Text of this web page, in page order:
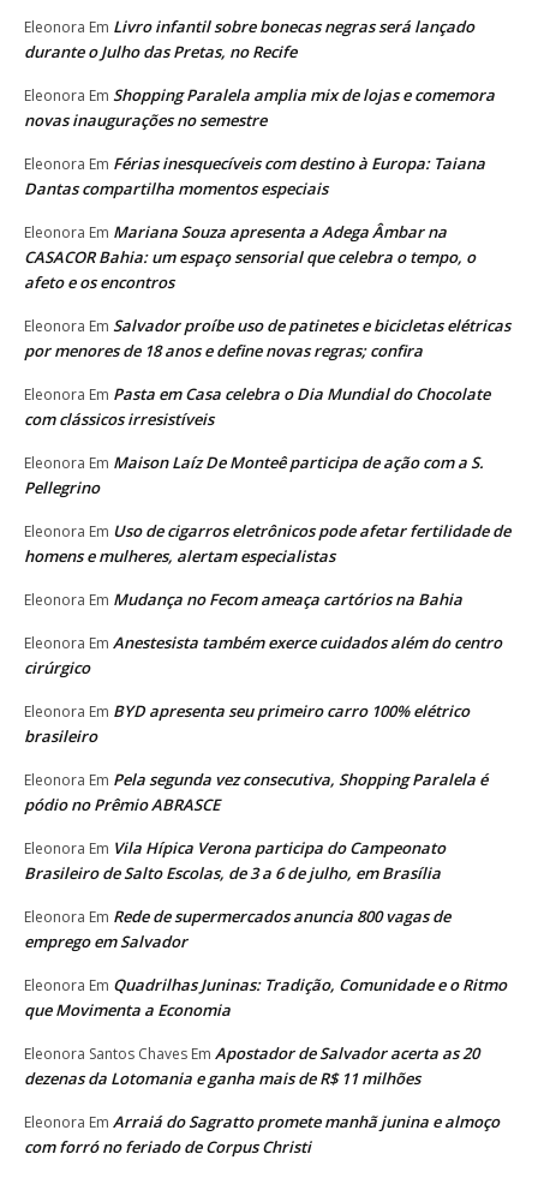
Eleonora Em Livro infantil sobre bonecas negras será lançado
durante o Julho das Pretas, no Recife
Eleonora Em Shopping Paralela amplia mix de lojas e comemora
novas inaugurações no semestre
Eleonora Em Férias inesquecíveis com destino à Europa: Taiana
Dantas compartilha momentos especiais
Eleonora Em Mariana Souza apresenta a Adega Âmbar na
CASACOR Bahia: um espaço sensorial que celebra o tempo, o
afeto e os encontros
Eleonora Em Salvador proíbe uso de patinetes e bicicletas elétricas
por menores de 18 anos e define novas regras; confira
Eleonora Em Pasta em Casa celebra o Dia Mundial do Chocolate
com clássicos irresistíveis
Eleonora Em Maison Laíz De Monteê participa de ação com a S.
Pellegrino
Eleonora Em Uso de cigarros eletrônicos pode afetar fertilidade de
homens e mulheres, alertam especialistas
Eleonora Em Mudança no Fecom ameaça cartórios na Bahia
Eleonora Em Anestesista também exerce cuidados além do centro
cirúrgico
Eleonora Em BYD apresenta seu primeiro carro 100% elétrico
brasileiro
Eleonora Em Pela segunda vez consecutiva, Shopping Paralela é
pódio no Prêmio ABRASCE
Eleonora Em Vila Hípica Verona participa do Campeonato
Brasileiro de Salto Escolas, de 3 a 6 de julho, em Brasília
Eleonora Em Rede de supermercados anuncia 800 vagas de
emprego em Salvador
Eleonora Em Quadrilhas Juninas: Tradição, Comunidade e o Ritmo
que Movimenta a Economia
Eleonora Santos Chaves Em Apostador de Salvador acerta as 20
dezenas da Lotomania e ganha mais de R$ 11 milhões
Eleonora Em Arraiá do Sagratto promete manhã junina e almoço
com forró no feriado de Corpus Christi